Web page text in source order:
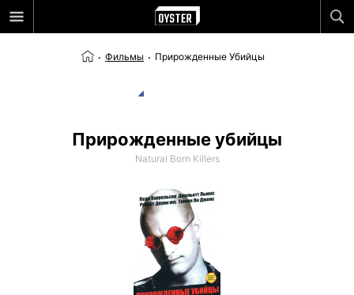
Фильмы Прирожденные Убийцы
Прирожденные убийцы
Natural Born Killers